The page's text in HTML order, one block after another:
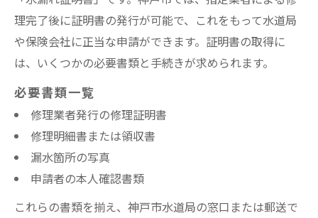
理完了後に証明書の発行が可能で、これをもって水道局
や保険会社に正当な申請ができます。証明書の取得に
は、いくつかの必要書類と手続きが求められます。
必要書類一覧
修理業者発行の修理証明書
修理明細書または領収書
漏水箇所の写真
申請者の本人確認書類
これらの書類を揃え、神戸市水道局の窓口または郵送で